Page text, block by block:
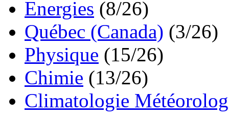
Energies (8/26)
Québec (Canada) (3/26)
Physique (15/26)
Chimie (13/26)
Climatologie